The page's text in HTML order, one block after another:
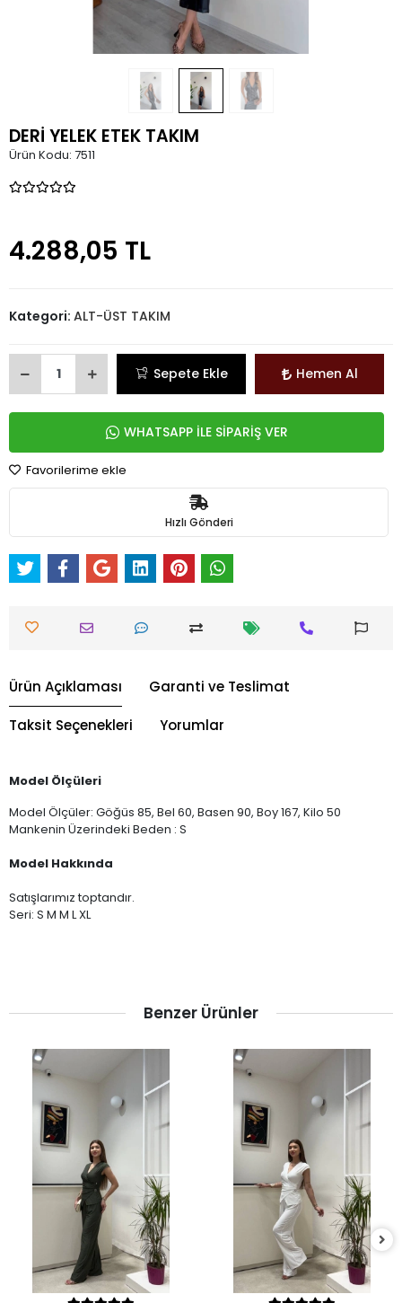
DERİ YELEK ETEK TAKIM
Ürün Kodu: 7511
4.288,05 TL
Kategori: ALT-ÜST TAKIM
Sepete Ekle Hemen Al
WHATSAPP İLE SİPARİŞ VER
Favorilerime ekle
Hızlı Gönderi
Ürün Açıklaması Garanti ve Teslimat
Taksit Seçenekleri Yorumlar
Model Ölçüleri
Model Ölçüler: Göğüs 85, Bel 60, Basen 90, Boy 167, Kilo 50
Mankenin Üzerindeki Beden : S
Model Hakkında
Satışlarımız toptandır.
Seri: S M M L XL
Benzer Ürünler